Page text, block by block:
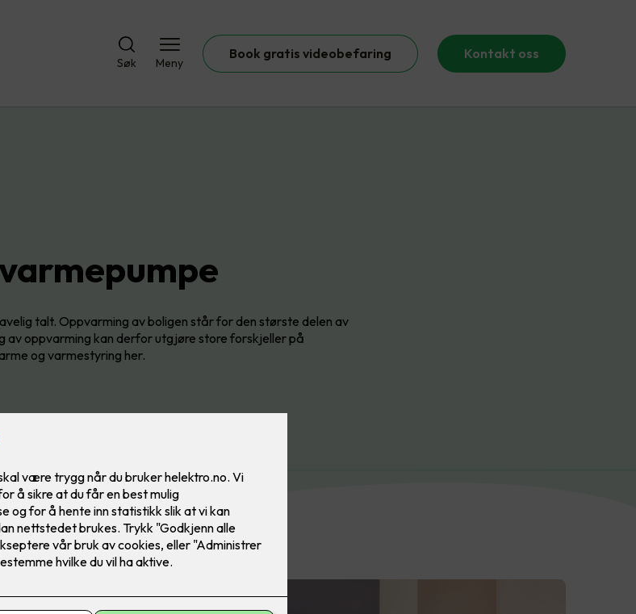
Søk Meny
Book gratis videobefaring Kontakt oss
talt. Oppvarming av boligen står for den største delen av
av oppvarming kan derfor utgjøre store forskjeller på
og varmestyring her.